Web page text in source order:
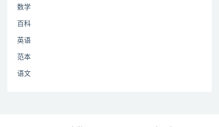
数学
百科
英语
范本
语文